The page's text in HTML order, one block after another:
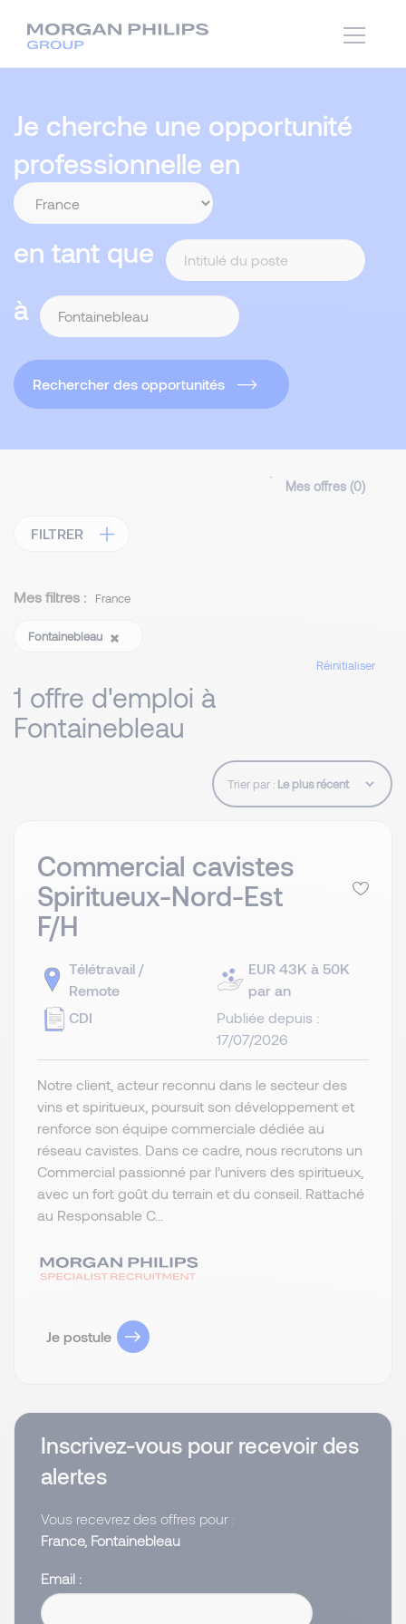
Je cherche une opportunité
professionnelle en
en tant que
à
Rechercher des opportunités
Mes offres (0)
FILTRER
Mes filtres : France
Fontainebleau
Réinitialiser
1 offre d'emploi à
Fontainebleau
Trier par :
Commercial cavistes
Spiritueux-Nord-Est
F/H
Télétravail /
Remote
CDI
EUR 43K à 50K
par an
Publiée depuis :
17/07/2026
Notre client, acteur reconnu dans le secteur des
vins et spiritueux, poursuit son développement et
renforce son équipe commerciale dédiée au
réseau cavistes. Dans ce cadre, nous recrutons un
Commercial passionné par l’univers des spiritueux,
avec un fort goût du terrain et du conseil. Rattaché
au Responsable C...
Je postule
Inscrivez-vous pour recevoir des
alertes
Vous recevrez des offres pour :
France, Fontainebleau
Email